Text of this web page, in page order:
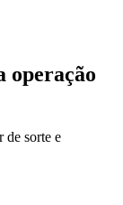
operação
de sorte e